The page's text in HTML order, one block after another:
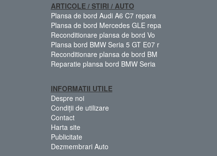
ARTICOLE / STIRI / AUTO
Plansa de bord Audi A6 C7 repara
Plansa de bord Mercedes GLE repa
Reconditionare plansa de bord Vo
Plansa bord BMW Seria 5 GT E07 r
Reconditionare plansa de bord BM
Reparatie plansa bord BMW Seria
INFORMATII UTILE
Despre noi
Condiții de utilizare
Contact
Harta site
Publicitate
Dezmembrari Auto